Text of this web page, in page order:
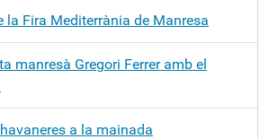
la Fira Mediterrània de Manresa
manresà Gregori Ferrer amb el
a la mainada